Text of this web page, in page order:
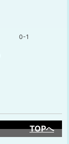
0-1
TOPへ